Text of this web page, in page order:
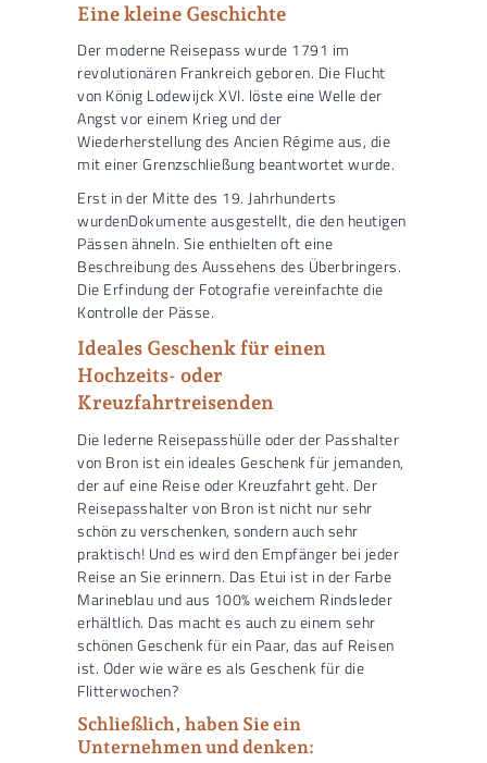
Eine kleine Geschichte
Der moderne Reisepass wurde 1791 im
revolutionären Frankreich geboren. Die Flucht
von König Lodewijck XVI. löste eine Welle der
Angst vor einem Krieg und der
Wiederherstellung des Ancien Régime aus, die
mit einer Grenzschließung beantwortet wurde.
Erst in der Mitte des 19. Jahrhunderts
wurdenDokumente ausgestellt, die den heutigen
Pässen ähneln. Sie enthielten oft eine
Beschreibung des Aussehens des Überbringers.
Die Erfindung der Fotografie vereinfachte die
Kontrolle der Pässe.
Ideales Geschenk für einen
Hochzeits- oder
Kreuzfahrtreisenden
Die lederne Reisepasshülle oder der Passhalter
von Bron ist ein ideales Geschenk für jemanden,
der auf eine Reise oder Kreuzfahrt geht. Der
Reisepasshalter von Bron ist nicht nur sehr
schön zu verschenken, sondern auch sehr
praktisch! Und es wird den Empfänger bei jeder
Reise an Sie erinnern. Das Etui ist in der Farbe
Marineblau und aus 100% weichem Rindsleder
erhältlich. Das macht es auch zu einem sehr
schönen Geschenk für ein Paar, das auf Reisen
ist. Oder wie wäre es als Geschenk für die
Flitterwochen?
Schließlich, haben Sie ein
Unternehmen und denken: